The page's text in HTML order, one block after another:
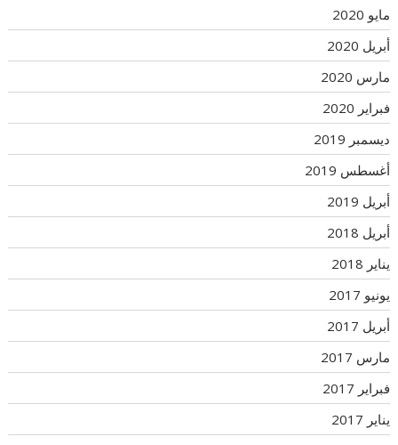
مايو 2020
أبريل 2020
مارس 2020
فبراير 2020
ديسمبر 2019
أغسطس 2019
أبريل 2019
أبريل 2018
يناير 2018
يونيو 2017
أبريل 2017
مارس 2017
فبراير 2017
يناير 2017